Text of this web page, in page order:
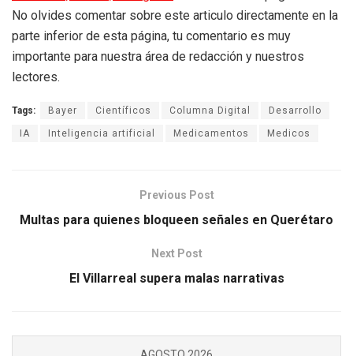
No olvides comentar sobre este articulo directamente en la
parte inferior de esta página, tu comentario es muy
importante para nuestra área de redacción y nuestros
lectores.
Tags: Bayer Científicos Columna Digital Desarrollo
IA Inteligencia artificial Medicamentos Medicos
Previous Post
Multas para quienes bloqueen señales en Querétaro
Next Post
El Villarreal supera malas narrativas